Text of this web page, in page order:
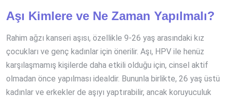
Aşı Kimlere ve Ne Zaman Yapılmalı?
Rahim ağzı kanseri aşısı, özellikle 9-26 yaş arasındaki kız
çocukları ve genç kadınlar için önerilir. Aşı, HPV ile henüz
karşılaşmamış kişilerde daha etkili olduğu için, cinsel aktif
olmadan önce yapılması idealdir. Bununla birlikte, 26 yaş üstü
kadınlar ve erkekler de aşıyı yaptırabilir, ancak koruyuculuk